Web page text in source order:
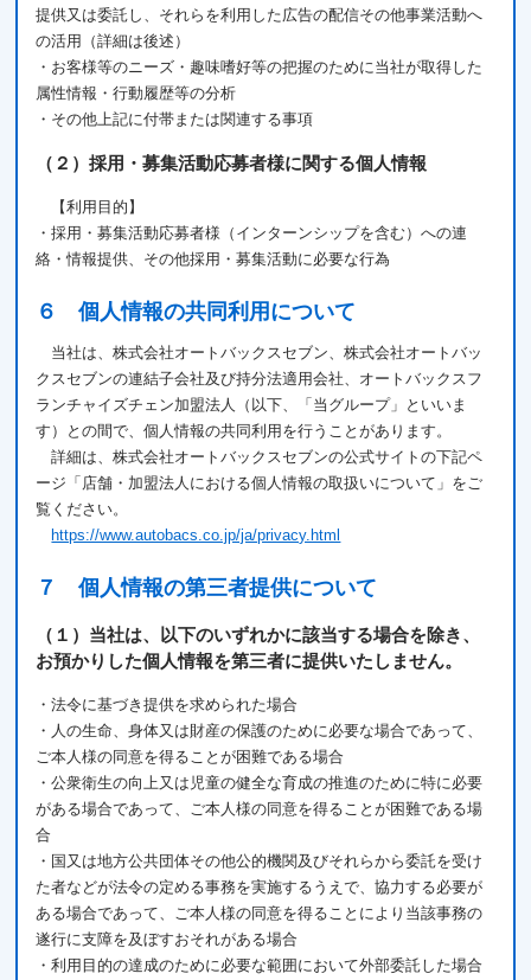
提供又は委託し、それらを利用した広告の配信その他事業活動へ
の活用（詳細は後述）
・お客様等のニーズ・趣味嗜好等の把握のために当社が取得した
属性情報・行動履歴等の分析
・その他上記に付帯または関連する事項
（２）採用・募集活動応募者様に関する個人情報
【利用目的】
・採用・募集活動応募者様（インターンシップを含む）への連
絡・情報提供、その他採用・募集活動に必要な行為
６ 個人情報の共同利用について
当社は、株式会社オートバックスセブン、株式会社オートバッ
クスセブンの連結子会社及び持分法適用会社、オートバックスフ
ランチャイズチェン加盟法人（以下、「当グループ」といいま
す）との間で、個人情報の共同利用を行うことがあります。
詳細は、株式会社オートバックスセブンの公式サイトの下記ペ
ージ「店舗・加盟法人における個人情報の取扱いについて」をご
覧ください。
https://www.autobacs.co.jp/ja/privacy.html
７ 個人情報の第三者提供について
（１）当社は、以下のいずれかに該当する場合を除き、
お預かりした個人情報を第三者に提供いたしません。
・法令に基づき提供を求められた場合
・人の生命、身体又は財産の保護のために必要な場合であって、
ご本人様の同意を得ることが困難である場合
・公衆衛生の向上又は児童の健全な育成の推進のために特に必要
がある場合であって、ご本人様の同意を得ることが困難である場
合
・国又は地方公共団体その他公的機関及びそれらから委託を受け
た者などが法令の定める事務を実施するうえで、協力する必要が
ある場合であって、ご本人様の同意を得ることにより当該事務の
遂行に支障を及ぼすおそれがある場合
・利用目的の達成のために必要な範囲において外部委託した場合